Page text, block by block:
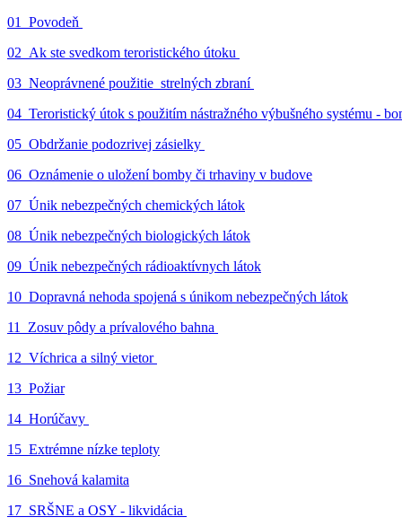
01_Povodeň
02_Ak ste svedkom teroristického útoku
03_Neoprávnené použitie strelných zbraní
04_Teroristický útok s použitím nástražného výbušného systému -
05_Obdržanie podozrivej zásielky
06_Oznámenie o uložení bomby či trhaviny v budove
07_Únik nebezpečných chemických látok
08_Únik nebezpečných biologických látok
09_Únik nebezpečných rádioaktívnych látok
10_Dopravná nehoda spojená s únikom nebezpečných látok
11_Zosuv pôdy a prívalového bahna
12_Víchrica a silný vietor
13_Požiar
14_Horúčavy
15_Extrémne nízke teploty
16_Snehová kalamita
17_SRŠNE a OSY - likvidácia